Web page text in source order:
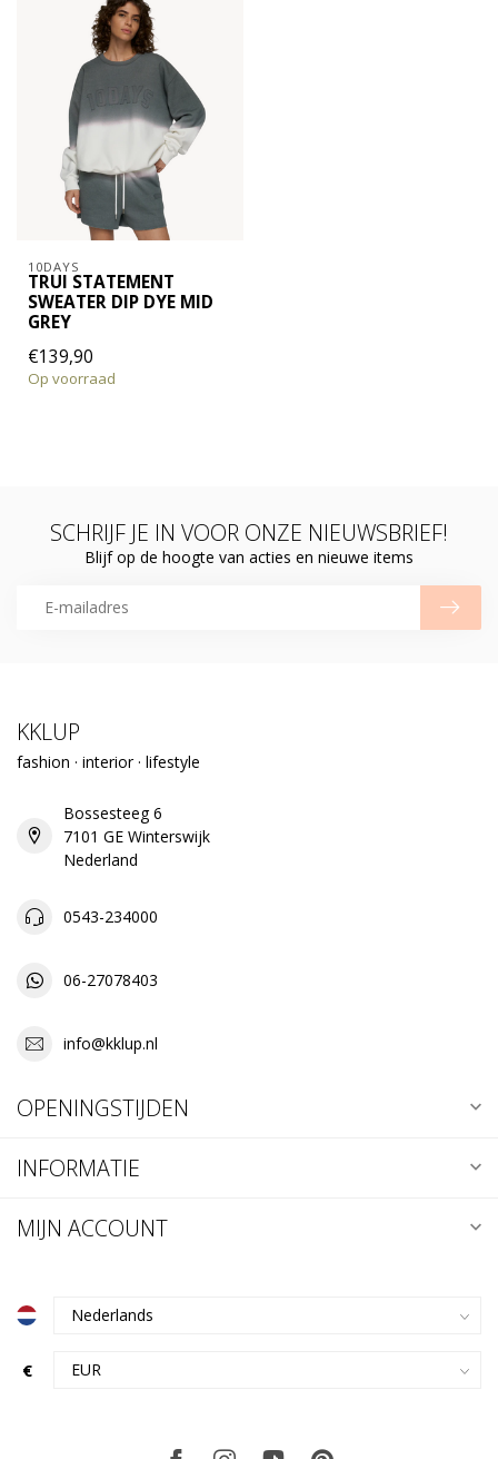
10DAYS
TRUI STATEMENT
SWEATER DIP DYE MID
GREY
€139,90
Op voorraad
SCHRIJF JE IN VOOR ONZE NIEUWSBRIEF!
Blijf op de hoogte van acties en nieuwe items
KKLUP
fashion · interior · lifestyle
Bossesteeg 6
7101 GE Winterswijk
Nederland
0543-234000
06-27078403
info@kklup.nl
OPENINGSTIJDEN
INFORMATIE
MIJN ACCOUNT
€